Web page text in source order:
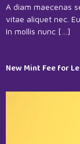
A diam maecenas
vitae aliquet nec.
In mollis nunc […]
New Mint Fee for